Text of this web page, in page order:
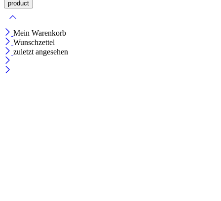
Mein Warenkorb
Wunschzettel
zuletzt angesehen